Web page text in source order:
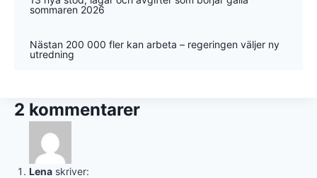
sommaren 2026
Nästan 200 000 fler kan arbeta – regeringen väljer ny
utredning
2 kommentarer
Lena skriver: